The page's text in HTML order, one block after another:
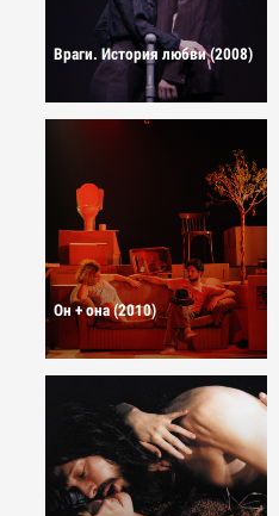
Враги. История любви (2008)
Он + она (2010)